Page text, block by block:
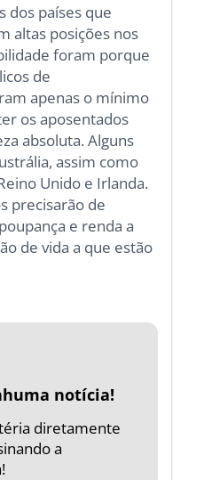
dos países que
altas posições nos
foram porque
de
apenas o mínimo
os aposentados
absoluta. Alguns
assim como
Unido e Irlanda.
precisarão de
e renda a
de vida a que estão
notícia!
diretamente
a